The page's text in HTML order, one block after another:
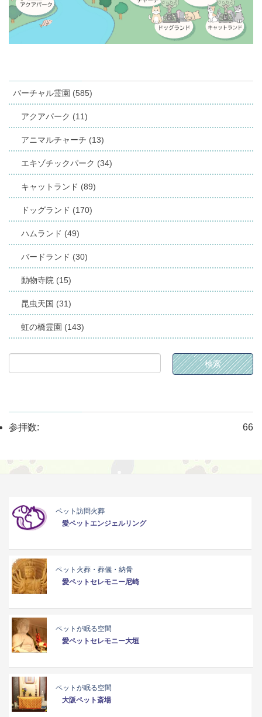
バーチャル霊園 (585)
アクアパーク (11)
アニマルチャーチ (13)
エキゾチックパーク (34)
キャットランド (89)
ドッグランド (170)
ハムランド (49)
バードランド (30)
動物寺院 (15)
昆虫天国 (31)
虹の橋霊園 (143)
66
参拝数:
ペット訪問火葬
愛ペットエンジェルリング
ペット火葬・葬儀・納骨
愛ペットセレモニー尼崎
ペットが眠る空間
愛ペットセレモニー大垣
ペットが眠る空間
大阪ペット斎場